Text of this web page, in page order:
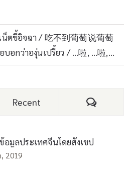
น็ตขี้อิจฉา / 吃不到葡萄说葡萄
บอกว่าองุ่นเปรี้ยว / …啦, …啦,…
Recent Comments
มูลประเทศจีนโดยสังเขป
2019